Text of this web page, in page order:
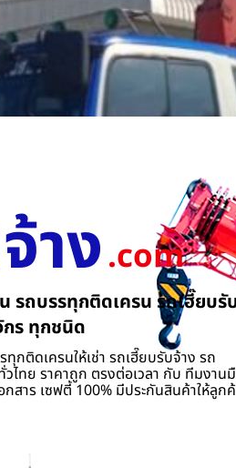
าง.com
รถบรรทุกติดเครน รถเฮี๊ยบรั
กร ทุกชนิด
ทุกติดเครนให้เช่า รถเฮี๊ยบรับจ้าง รถ
ไทย ราคาถูก ตรงต่อเวลา กับ ทีมงาน
สาร เซฟตี้ 100% มีประกันสินค้าให้ลูก